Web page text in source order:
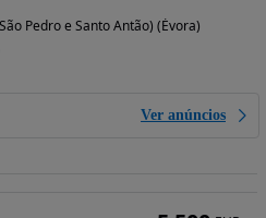
Pedro e Santo Antão) (Évora)
Ver anúncios